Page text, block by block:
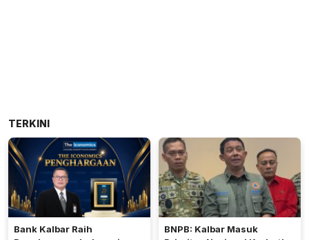
TERKINI
Bank Kalbar Raih
BNPB: Kalbar Masuk